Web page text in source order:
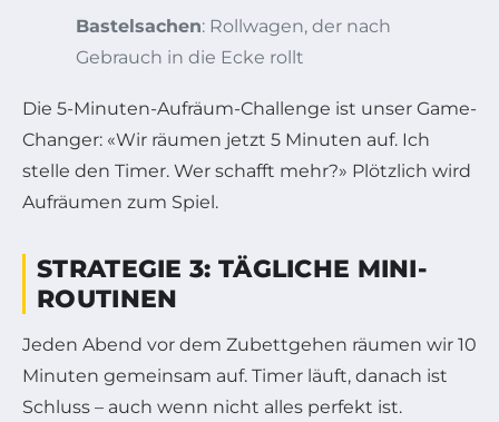
Bastelsachen: Rollwagen, der nach
Gebrauch in die Ecke rollt
Die 5-Minuten-Aufräum-Challenge ist unser Game-
Changer: «Wir räumen jetzt 5 Minuten auf. Ich
stelle den Timer. Wer schafft mehr?» Plötzlich wird
Aufräumen zum Spiel.
STRATEGIE 3: TÄGLICHE MINI-
ROUTINEN
Jeden Abend vor dem Zubettgehen räumen wir 10
Minuten gemeinsam auf. Timer läuft, danach ist
Schluss – auch wenn nicht alles perfekt ist.